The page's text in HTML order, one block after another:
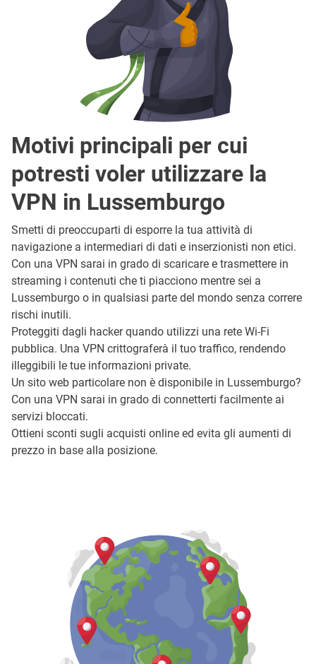
Motivi principali per cui
potresti voler utilizzare la
VPN in Lussemburgo
Smetti di preoccuparti di esporre la tua attività di
navigazione a intermediari di dati e inserzionisti non etici.
Con una VPN sarai in grado di scaricare e trasmettere in
streaming i contenuti che ti piacciono mentre sei a
Lussemburgo o in qualsiasi parte del mondo senza correre
rischi inutili.
Proteggiti dagli hacker quando utilizzi una rete Wi-Fi
pubblica. Una VPN crittograferà il tuo traffico, rendendo
illeggibili le tue informazioni private.
Un sito web particolare non è disponibile in Lussemburgo?
Con una VPN sarai in grado di connetterti facilmente ai
servizi bloccati.
Ottieni sconti sugli acquisti online ed evita gli aumenti di
prezzo in base alla posizione.